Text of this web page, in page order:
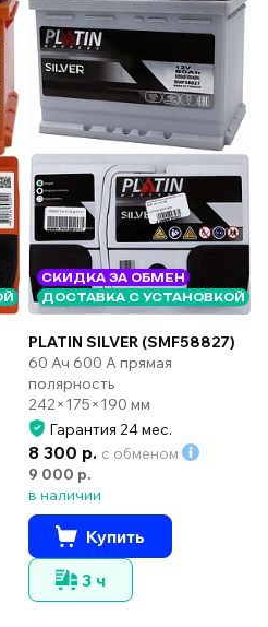
СКИДКА ЗА ОБМЕН
ДОСТАВКА С УСТАНОВКОЙ
PLATIN SILVER (SMF58827)
60 Ач 600 А прямая
полярность
242×175×190 мм
Гарантия 24 мес.
8 300 р. с обменом
9 000 р.
в наличии
Купить
3 ч